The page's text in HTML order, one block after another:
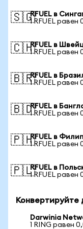
🇸🇬RFUEL в
1 RFUEL равен
🇨🇭RFUEL в
1 RFUEL равен
🇧🇷RFUEL в
1 RFUEL равен
🇧🇩RFUEL в
1 RFUEL равен
🇵🇭RFUEL в
1 RFUEL равен
🇵🇱RFUEL в
1 RFUEL равен
Конвертируйте
Darwinia
1 RING равен